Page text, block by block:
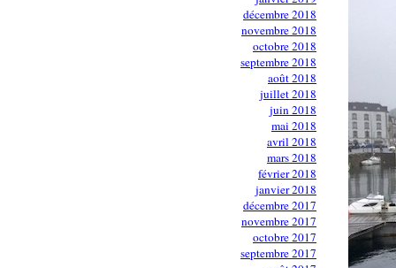
décembre 2018
novembre 2018
octobre 2018
septembre 2018
août 2018
juillet 2018
juin 2018
mai 2018
avril 2018
mars 2018
février 2018
janvier 2018
décembre 2017
novembre 2017
octobre 2017
septembre 2017